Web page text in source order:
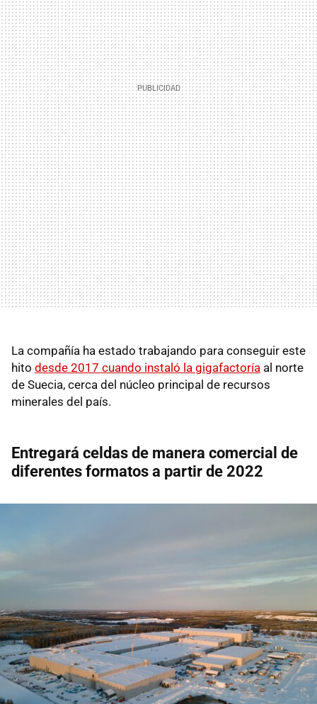
La compañía ha estado trabajando para conseguir este
hito desde 2017 cuando instaló la gigafactoría al norte
de Suecia, cerca del núcleo principal de recursos
minerales del país.
Entregará celdas de manera comercial de
diferentes formatos a partir de 2022